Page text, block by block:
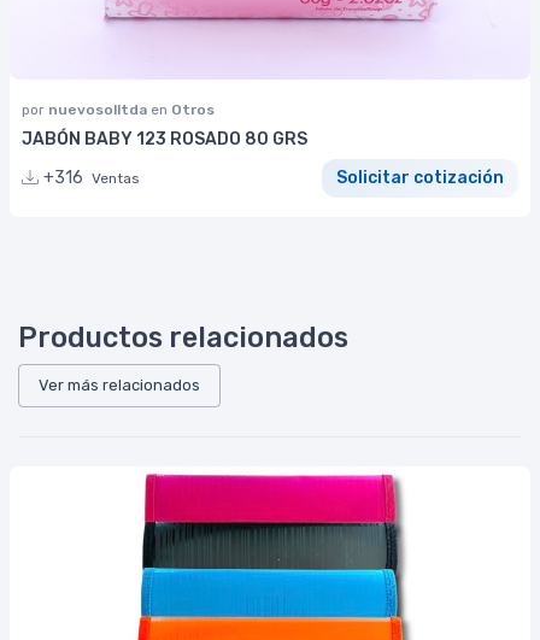
por nuevosolltda en Otros
JABÓN BABY 123 ROSADO 80 GRS
+316 Ventas Solicitar cotización
Productos relacionados
Ver más relacionados